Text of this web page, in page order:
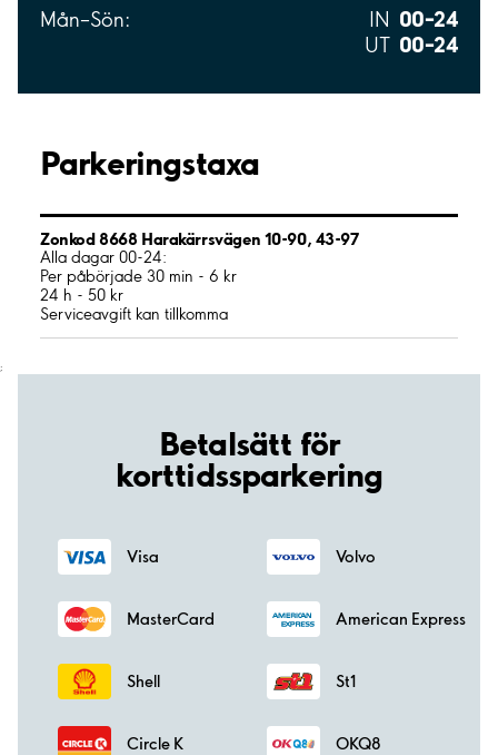
Mån–Sön: IN 00–24
UT 00–24
Parkeringstaxa
Zonkod 8668 Harakärrsvägen 10-90, 43-97
Alla dagar 00-24:
Per påbörjade 30 min - 6 kr
24 h - 50 kr
Serviceavgift kan tillkomma
;
Betalsätt för
korttidssparkering
Visa Volvo
MasterCard American Express
Shell St1
Circle K OKQ8